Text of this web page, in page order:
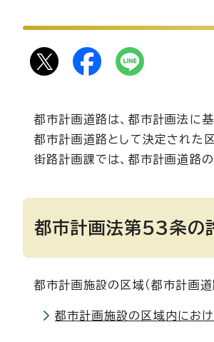
都市計画道路は、都市計画法に
都市計画道路として決定された
街路計画課では、都市計画道路の
都市計画法第53条の
都市計画施設の区域（都市計画
都市計画施設の区域内におけ